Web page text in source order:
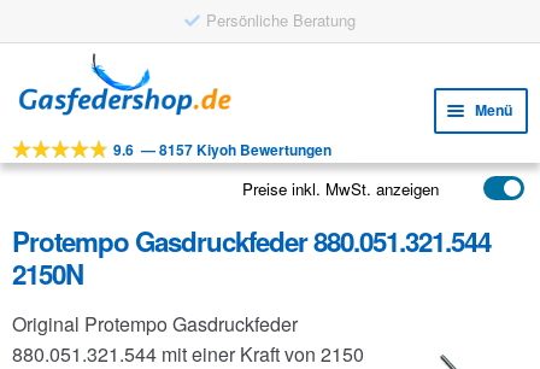
Persönliche Beratung
Navigation
springen
Inhalt
springen
Menü
Werkzeuge
Anwendungen
FAQ
9.6 —8157 Kiyoh Bewertungen
Preise inkl. MwSt. anzeigen
Protempo Gasdruckfeder 880.051.321.544
2150N
Original Protempo Gasdruckfeder
880.051.321.544 mit einer Kraft von 2150